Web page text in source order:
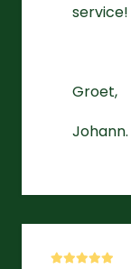
service!
Groet,
Johann.